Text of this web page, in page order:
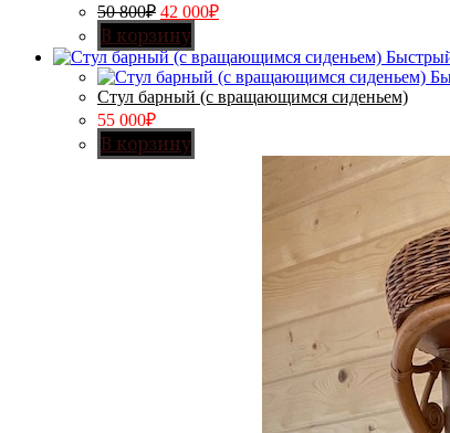
50 800₽ 42 000₽
В корзину
Стул барный (с вращающимся сиденьем)
55 000₽
В корзину